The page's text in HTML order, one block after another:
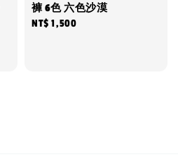
褲 6色 六色沙漠
Regular
NT$ 1,500